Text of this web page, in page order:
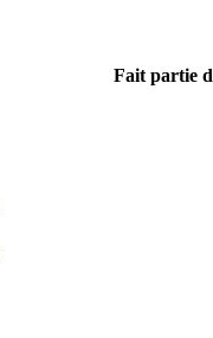
Fait partie